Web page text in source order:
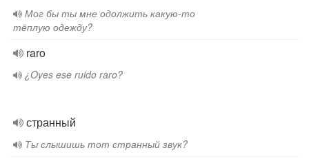
Мог бы ты мне одолжить какую-то
тёплую одежду?
raro
¿Oyes ese ruido raro?
странный
Ты слышишь тот странный звук?